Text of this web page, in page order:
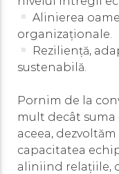
Alinierea
organizaționale.
Reziliență,
sustenabilă.
Pornim de la
mult decât
aceea,
capacitatea
aliniind relațiile,